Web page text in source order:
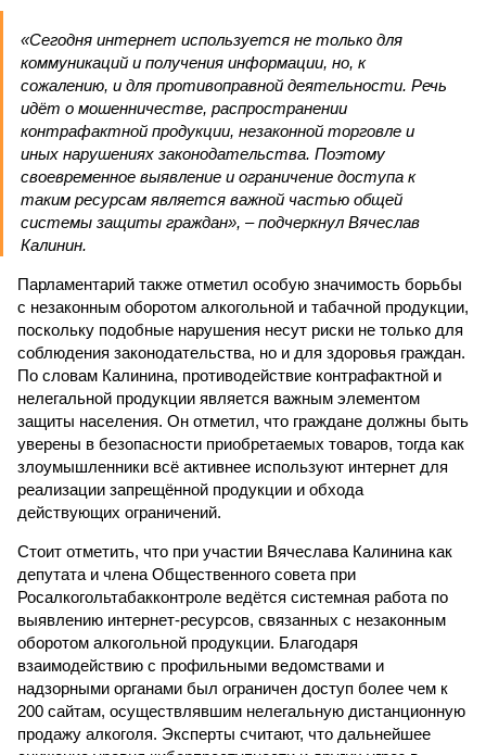
«Сегодня интернет используется не только для
коммуникаций и получения информации, но, к
сожалению, и для противоправной деятельности. Речь
идёт о мошенничестве, распространении
контрафактной продукции, незаконной торговле и
иных нарушениях законодательства. Поэтому
своевременное выявление и ограничение доступа к
таким ресурсам является важной частью общей
системы защиты граждан», – подчеркнул Вячеслав
Калинин.
Парламентарий также отметил особую значимость борьбы
с незаконным оборотом алкогольной и табачной продукции,
поскольку подобные нарушения несут риски не только для
соблюдения законодательства, но и для здоровья граждан.
По словам Калинина, противодействие контрафактной и
нелегальной продукции является важным элементом
защиты населения. Он отметил, что граждане должны быть
уверены в безопасности приобретаемых товаров, тогда как
злоумышленники всё активнее используют интернет для
реализации запрещённой продукции и обхода
действующих ограничений.
Стоит отметить, что при участии Вячеслава Калинина как
депутата и члена Общественного совета при
Росалкогольтабакконтроле ведётся системная работа по
выявлению интернет-ресурсов, связанных с незаконным
оборотом алкогольной продукции. Благодаря
взаимодействию с профильными ведомствами и
надзорными органами был ограничен доступ более чем к
200 сайтам, осуществлявшим нелегальную дистанционную
продажу алкоголя. Эксперты считают, что дальнейшее